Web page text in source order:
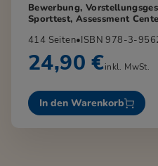
Bewerbung,
Sporttest, Assessment
414 Seiten•ISBN 978-3-
24,90 €inkl. MwSt.
In den Warenkorb